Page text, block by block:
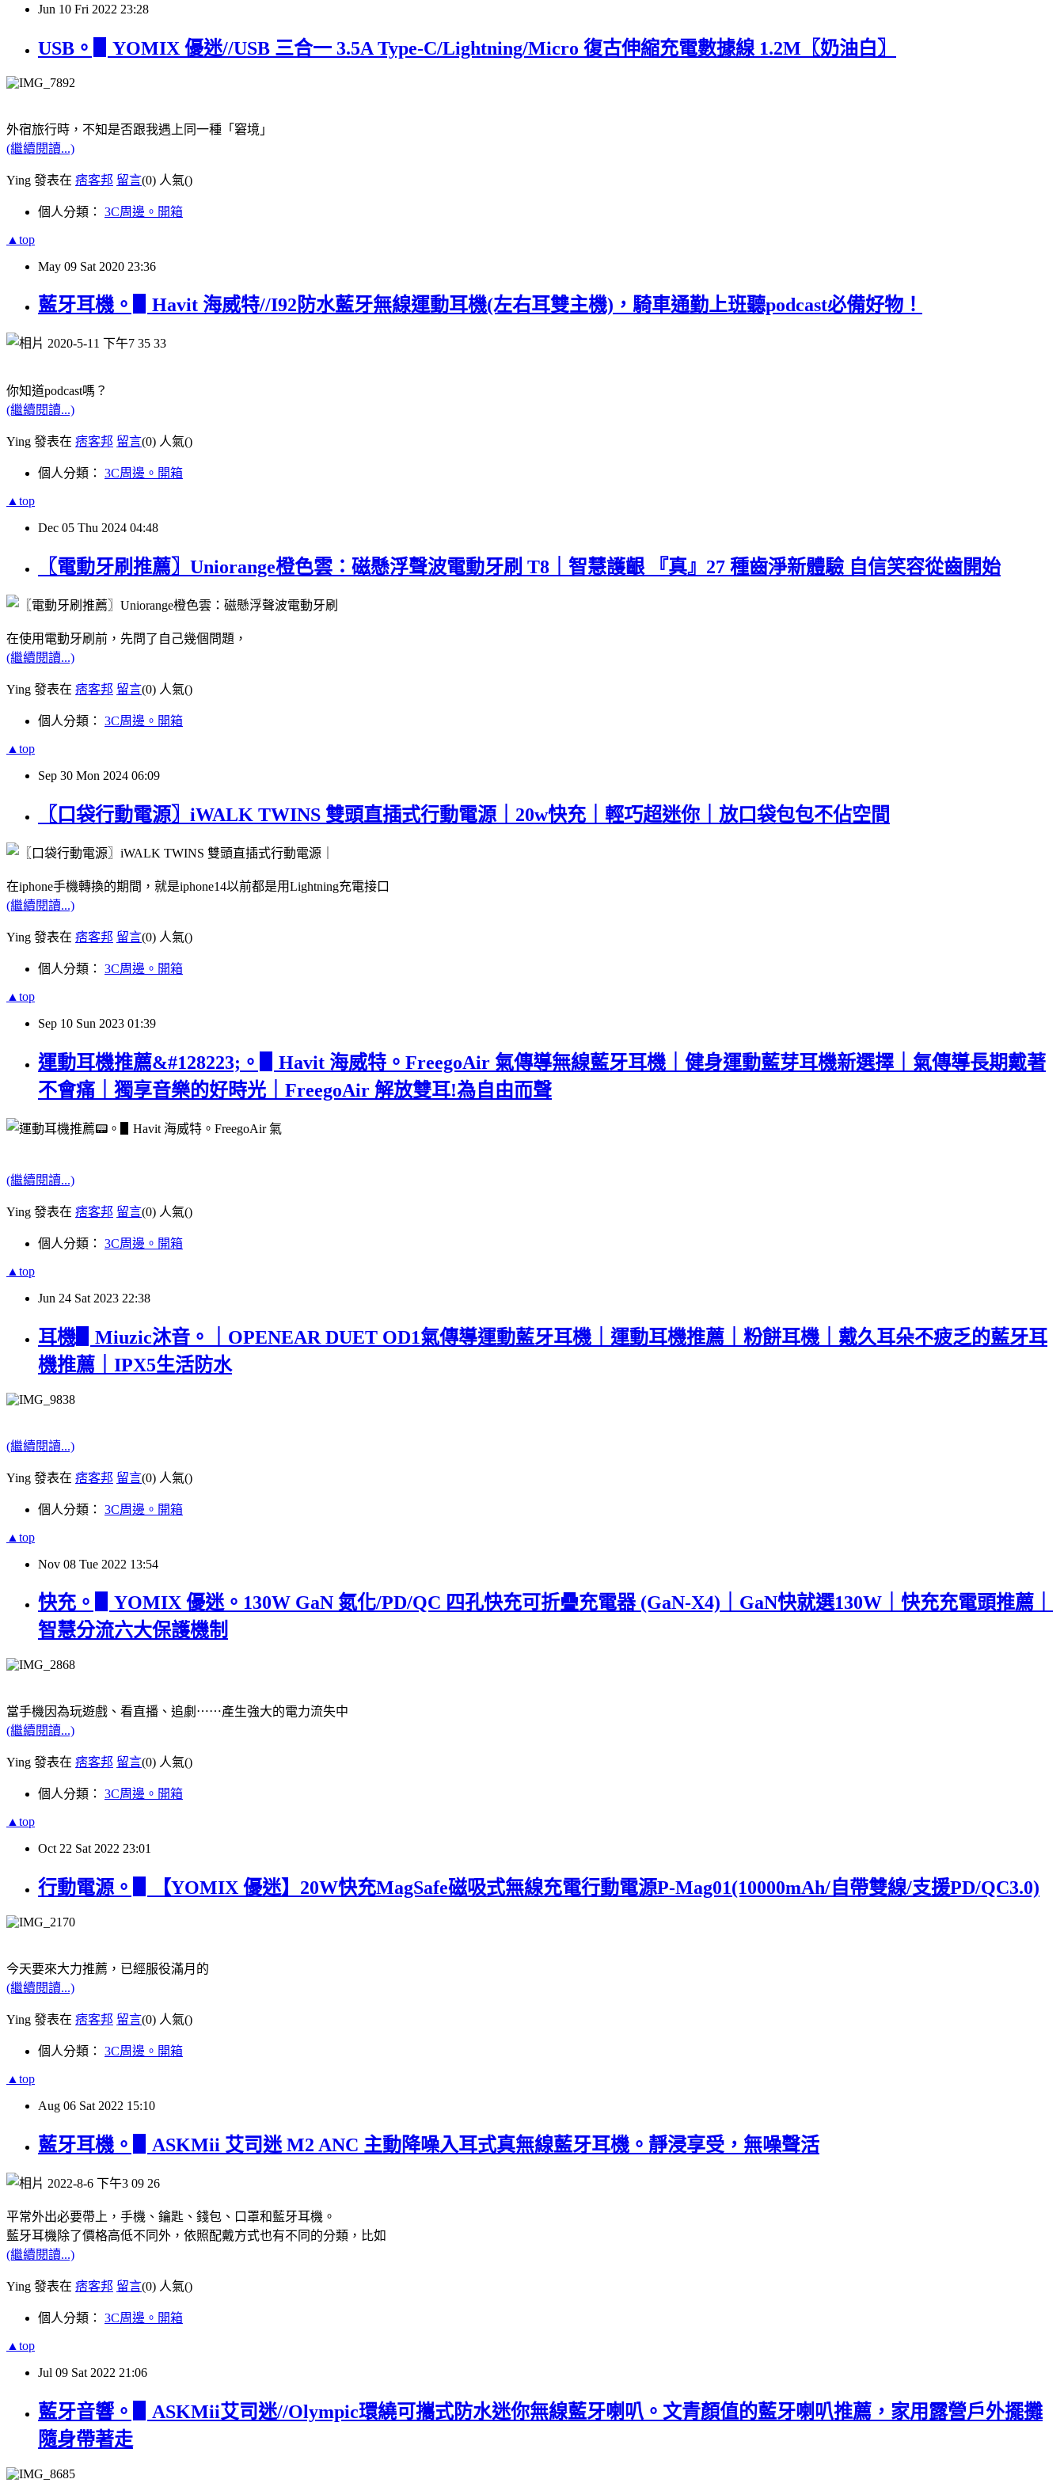
Jun 10 Fri 2022 23:28
USB。▋YOMIX 優迷//USB 三合一 3.5A Type-C/Lightning/Micro 復古伸縮充電數據線 1.2M〖奶油白〗
外宿旅行時，不知是否跟我遇上同一種「窘境」
(繼續閱讀...)
Ying 發表在 痞客邦 留言(0) 人氣()
個人分類： 3C周邊。開箱
▲top
May 09 Sat 2020 23:36
藍牙耳機。▋Havit 海威特//I92防水藍牙無線運動耳機(左右耳雙主機)，騎車通勤上班聽podcast必備好物！
你知道podcast嗎？
(繼續閱讀...)
Ying 發表在 痞客邦 留言(0) 人氣()
個人分類： 3C周邊。開箱
▲top
Dec 05 Thu 2024 04:48
〖電動牙刷推薦〗Uniorange橙色雲：磁懸浮聲波電動牙刷 T8｜智慧護齦 『真』27 種齒淨新體驗 自信笑容從齒開始
在使用電動牙刷前，先問了自己幾個問題，
(繼續閱讀...)
Ying 發表在 痞客邦 留言(0) 人氣()
個人分類： 3C周邊。開箱
▲top
Sep 30 Mon 2024 06:09
〖口袋行動電源〗iWALK TWINS 雙頭直插式行動電源｜20w快充｜輕巧超迷你｜放口袋包包不佔空間
在iphone手機轉換的期間，就是iphone14以前都是用Lightning充電接口
(繼續閱讀...)
Ying 發表在 痞客邦 留言(0) 人氣()
個人分類： 3C周邊。開箱
▲top
Sep 10 Sun 2023 01:39
運動耳機推薦&#128223;。▋Havit 海威特。FreegoAir 氣傳導無線藍牙耳機｜健身運動藍芽耳機新選擇｜氣傳導長期戴著
不會痛｜獨享音樂的好時光｜FreegoAir 解放雙耳!為自由而聲
(繼續閱讀...)
Ying 發表在 痞客邦 留言(0) 人氣()
個人分類： 3C周邊。開箱
▲top
Jun 24 Sat 2023 22:38
耳機▋Miuzic沐音。｜OPENEAR DUET OD1氣傳導運動藍牙耳機｜運動耳機推薦｜粉餅耳機｜戴久耳朵不疲乏的藍牙耳
機推薦｜IPX5生活防水
(繼續閱讀...)
Ying 發表在 痞客邦 留言(0) 人氣()
個人分類： 3C周邊。開箱
▲top
Nov 08 Tue 2022 13:54
快充。▋YOMIX 優迷。130W GaN 氮化/PD/QC 四孔快充可折疊充電器 (GaN-X4)｜GaN快就選130W｜快充充電頭推薦｜
智慧分流六大保護機制
當手機因為玩遊戲、看直播、追劇⋯⋯產生強大的電力流失中
(繼續閱讀...)
Ying 發表在 痞客邦 留言(0) 人氣()
個人分類： 3C周邊。開箱
▲top
Oct 22 Sat 2022 23:01
行動電源。▋【YOMIX 優迷】20W快充MagSafe磁吸式無線充電行動電源P-Mag01(10000mAh/自帶雙線/支援PD/QC3.0)
今天要來大力推薦，已經服役滿月的
(繼續閱讀...)
Ying 發表在 痞客邦 留言(0) 人氣()
個人分類： 3C周邊。開箱
▲top
Aug 06 Sat 2022 15:10
藍牙耳機。▋ASKMii 艾司迷 M2 ANC 主動降噪入耳式真無線藍牙耳機。靜浸享受，無噪聲活
平常外出必要帶上，手機、鑰匙、錢包、口罩和藍牙耳機。
藍牙耳機除了價格高低不同外，依照配戴方式也有不同的分類，比如
(繼續閱讀...)
Ying 發表在 痞客邦 留言(0) 人氣()
個人分類： 3C周邊。開箱
▲top
Jul 09 Sat 2022 21:06
藍牙音響。▋ASKMii艾司迷//Olympic環繞可攜式防水迷你無線藍牙喇叭。文青顏值的藍牙喇叭推薦，家用露營戶外擺攤
隨身帶著走